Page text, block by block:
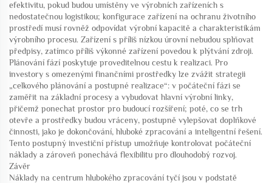
efektivitu, pokud budou umístěny ve výrobních zařízeních s
nedostatečnou logistikou; konfigurace zařízení na ochranu životního
prostředí musí rovněž odpovídat výrobní kapacitě a charakteristikám
výrobního procesu. Zařízení s příliš nízkou úrovní nebudou splňovat
předpisy, zatímco příliš výkonné zařízení povedou k plýtvání zdroji.
Plánování fází poskytuje proveditelnou cestu k realizaci. Pro
investory s omezenými finančními prostředky lze zvážit strategii
„celkového plánování a postupné realizace“: v počáteční fázi se
zaměřit na základní procesy a vybudovat hlavní výrobní linky,
přičemž ponechat prostor pro budoucí rozšíření; poté, co se trh
otevře a prostředky budou vráceny, postupně vylepšovat doplňkové
činnosti, jako je dokončování, hluboké zpracování a inteligentní řešení.
Tento postupný investiční přístup umožňuje kontrolovat počáteční
náklady a zároveň ponechává flexibilitu pro dlouhodobý rozvoj.
Závěr
Náklady na centrum hlubokého zpracování tyčí jsou v podstatě